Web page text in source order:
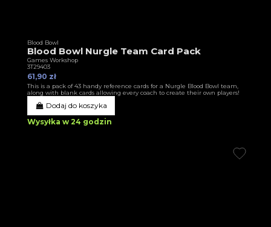
Blood Bowl
Blood Bowl Nurgle Team Card Pack
Games Workshop
3T29403
61,90 zł
This is a pack of 43 handy reference cards for a Nurgle Blood Bowl team,
along with blank cards allowing every coach to create their own players!
Dodaj do koszyka
Wysyłka w 24 godzin